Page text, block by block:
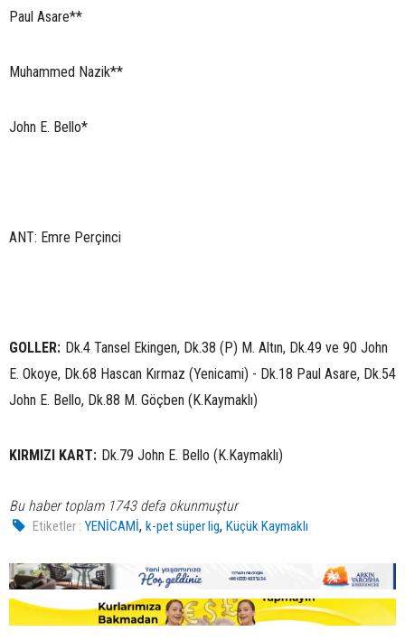
Paul Asare**
Muhammed Nazik**
John E. Bello*
ANT: Emre Perçinci
GOLLER: Dk.4 Tansel Ekingen, Dk.38 (P) M. Altın, Dk.49 ve 90 John
E. Okoye, Dk.68 Hascan Kırmaz (Yenicami) - Dk.18 Paul Asare, Dk.54
John E. Bello, Dk.88 M. Göçben (K.Kaymaklı)
KIRMIZI KART: Dk.79 John E. Bello (K.Kaymaklı)
Bu haber toplam 1743 defa okunmuştur
Etiketler : YENİCAMİ,k-pet süper lig,Küçük Kaymaklı